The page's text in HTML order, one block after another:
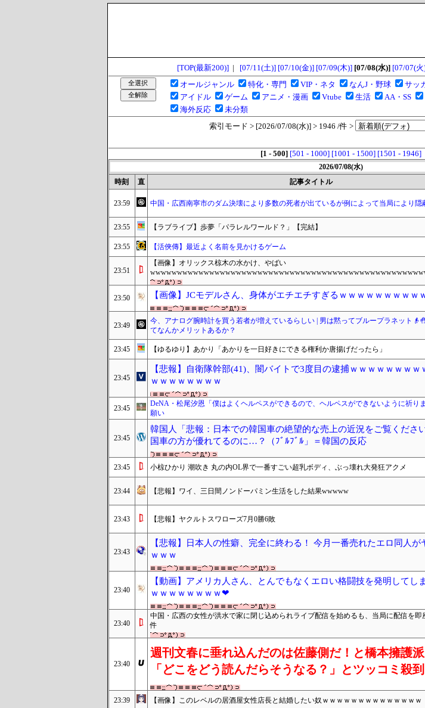
[TOP(最新200)]| [07/11(土)] [07/10(金)] [07/09(木)] [07/08(水)] [07/07(火
オールジャンル
特化・専門 VIP・ネタ なんJ・野球 サッ
アイドル
ゲーム アニメ・漫画 Vtube 生活 AA・SS
海外反応
未分類
索引モード > [2026/07/08(水)] > 1946 /件 >
[1 - 500] [501 - 1000] [1001 - 1500] [1501 - 1946]
2026/07/08(水)
時刻
直 記事タイトル
23:59 中国・広西南寧市のダム決壊により多数の死者が出ているが例によって当局により隠
23:55 【ラブライブ】歩夢「パラレルワールド？」【完結】
23:55 【活俠傳】最近よく名前を見かけるゲーム
23:51
【画像】オリックス椋木の水かけ、やばい
23:50 【画像】JCモデルさん、身体がエチエチすぎるｗｗｗｗｗｗｗｗｗ
23:49
今、アナログ腕時計を買う若者が増えているらしい | 男は黙ってブループラネット
てなんかメリットあるか？
23:45 【ゆるゆり】あかり「あかりを一日好きにできる権利か唐揚げだったら」
23:45
【悲報】自衛隊幹部(41)、闇バイトで3度目の逮捕ｗｗｗｗｗｗｗｗ
ｗｗｗｗｗｗｗｗ
23:45
DeNA・松尾汐恩「僕はよくヘルペスができるので、ヘルペスができないように祈り
願い
23:45
韓国人「悲報：日本での韓国車の絶望的な売上の近況をご覧くだ
国車の方が優れてるのに…？（ﾌﾞﾙﾌﾞﾙ」＝韓国の反応
23:45 小椋ひかり 潮吹き 丸の内OL界で一番すごい超乳ボディ、ぶっ壊れ大発狂アクメ
23:44 【悲報】ワイ、三日間ノンドーパミン生活をした結果wwwww
23:43 【悲報】ヤクルトスワローズ7月0勝6敗
23:43
【悲報】日本人の性癖、完全に終わる！ 今月一番売れたエロ同人が
ｗｗｗ
23:40
【動画】アメリカ人さん、とんでもなくエロい格闘技を発明してし
ｗｗｗｗｗｗｗｗ❤
23:40
中国・広西の女性が洪水で家に閉じ込められライブ配信を始めるも、当局に配信を即
件
23:40
週刊文春に垂れ込んだのは佐藤側だ！と橋本擁護派
「どこをどう読んだらそうなる？」とツッコミ殺到
23:39 【画像】このレベルの居酒屋女性店長と結婚したい奴ｗｗｗｗｗｗｗｗｗｗｗｗｗｗ